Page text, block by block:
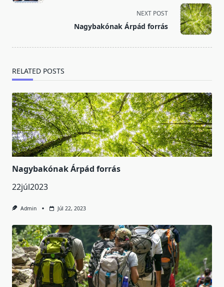
NEXT POST
Nagybakónak Árpád forrás
RELATED POSTS
Nagybakónak Árpád forrás
22júl2023
Admin Júl 22, 2023